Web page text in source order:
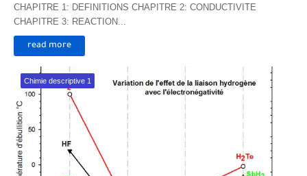
CHAPITRE 1: DEFINITIONS CHAPITRE 2: CONDUCTIVITE
CHAPITRE 3: REACTION...
read more
Chimie descriptive 1